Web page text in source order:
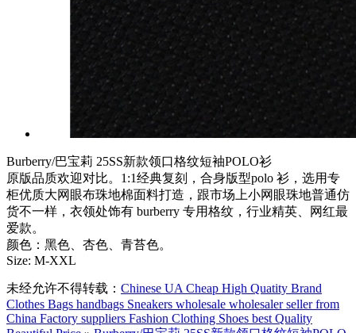
Burberry/巴宝莉 25SS新款领口格纹短袖POLO衫
原版品质欢迎对比。1:1经典复刻，合身版型polo 衫，选用专
柜优质大网眼布珠地棉面料打造，跟市场上小网眼珠地普通仿
货不一样，衣领处饰有 burberry 专用格纹，行业精英、网红最
爱款。
颜色：黑色、杏色、青苔色。
Size: M-XXL
未经允许不得转载： Chinese UA Cheap High Quatity Brand
Clothes Bags handbags Sneakers wholesale wholesaler seller from
China Factory suppliers Fashion Clothing Shoes best Quality